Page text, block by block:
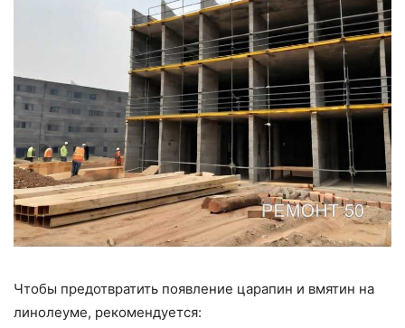
Чтобы предотвратить появление царапин и вмятин на
линолеуме, рекомендуется: